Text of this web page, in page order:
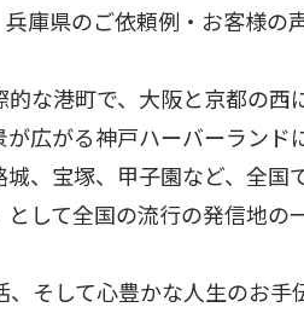
庫県のご依頼例・お客様の
な港町で、大阪と京都の西
広がる神戸ハーバーランド
、宝塚、甲子園など、全国
して全国の流行の発信地の
そして心豊かな人生のお手